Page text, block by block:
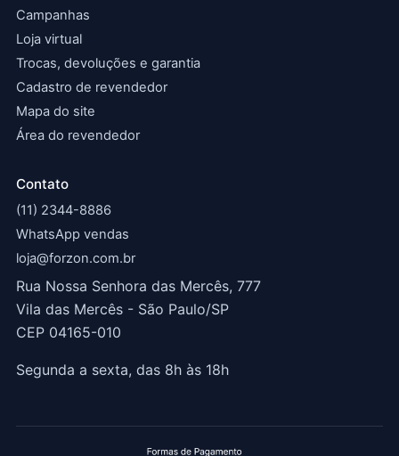
Campanhas
Loja virtual
Trocas, devoluções e garantia
Cadastro de revendedor
Mapa do site
Área do revendedor
Contato
(11) 2344-8886
WhatsApp vendas
loja@forzon.com.br
Rua Nossa Senhora das Mercês, 777
Vila das Mercês - São Paulo/SP
CEP 04165-010
Segunda a sexta, das 8h às 18h